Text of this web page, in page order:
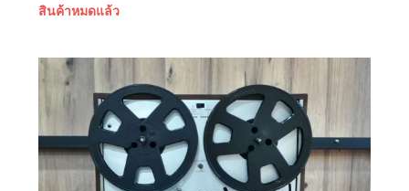
สินค้าหมดแล้ว